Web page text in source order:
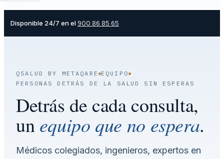
Disponible 24/7 en el 900 86 85 65
QSALUD BY METAQARE EQUIPO
PERSONAS DETRÁS DE LA SALUD SIN ESPERAS
Detrás de cada consulta,
unequipo que no espera.
Médicos colegiados, ingenieros, expertos en